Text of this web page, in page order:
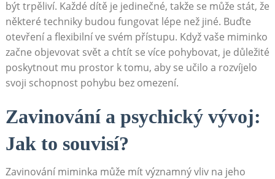
být trpěliví. Každé dítě je jedinečné, takže se může stát, že
některé techniky budou fungovat lépe než jiné. Buďte
otevření a flexibilní ve svém přístupu. Když vaše miminko
začne objevovat svět a chtít se více pohybovat, je důležité
poskytnout mu prostor k tomu, aby se učilo a rozvíjelo
svoji schopnost pohybu bez omezení.
Zavinování a psychický vývoj:
Jak to souvisí?
Zavinování miminka může mít významný vliv na jeho